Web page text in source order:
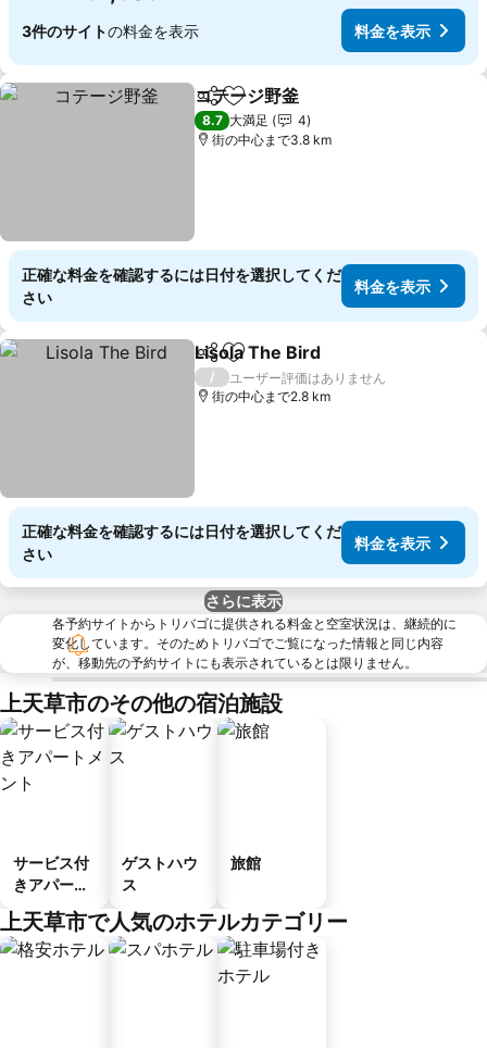
3件のサイトの料金を表示 料金を表示
シェアお気に入りに追加
コテージ野釜
8.7 大満足
4
街の中心まで3.8 km
正確な料金を確認するには日付を選択してくだ
さい
料金を表示
シェアお気に入りに追加
Lisola The Bird
/
ユーザー評価はありません
街の中心まで2.8 km
正確な料金を確認するには日付を選択してくだ
さい
料金を表示
さらに表示
各予約サイトからトリバゴに提供される料金と空室状況は、継続的に
変化しています。そのためトリバゴでご覧になった情報と同じ内容
が、移動先の予約サイトにも表示されているとは限りません。
上天草市のその他の宿泊施設
サービス付
きアパート
メント
ゲストハウ
ス
旅館
上天草市で人気のホテルカテゴリー